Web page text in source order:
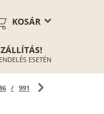
KOSÁR
ESETÉN
/ 991